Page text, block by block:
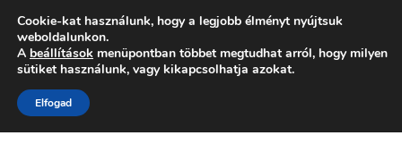
SZÁLLÍTÁS 2618 Ft-tól
Hétfő-Péntek 9:00–16:0006 80 088 054
Ugrás
a
navigációhoz
Kilépés
a
tartalomba
Cookie-kat használunk, hogy a legjobb élményt nyújtsuk
weboldalunkon.
A beállítások menüpontban többet megtudhat arról, hogy milyen
sütiket használunk, vagy kikapcsolhatja azokat.
Elfogad